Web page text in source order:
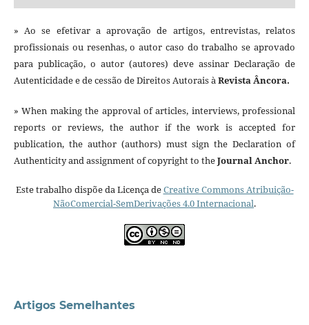
» Ao se efetivar a aprovação de artigos, entrevistas, relatos
profissionais ou resenhas, o autor caso do trabalho se aprovado
para publicação, o autor (autores) deve assinar Declaração de
Autenticidade e de cessão de Direitos Autorais àRevista Âncora.
» When making the approval of articles, interviews, professional
reports or reviews, the author if the work is accepted for
publication, the author (authors) must sign the Declaration of
Authenticity and assignment of copyright to theJournal Anchor.
Este trabalho dispõe da Licença deCreative Commons Atribuição-
NãoComercial-SemDerivações 4.0 Internacional.
Artigos Semelhantes